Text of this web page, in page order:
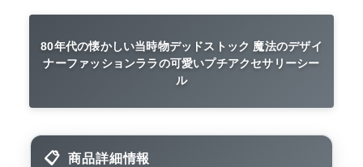
80年代の懐かしい当時物デッドストック 魔法のデザイ
ナーファッションララの可愛いプチアクセサリーシー
ル
商品詳細情報